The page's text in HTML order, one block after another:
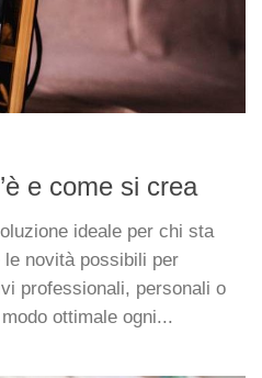
e come si crea
ideale per chi sta
novità possibili per
professionali, personali o
ottimale ogni...